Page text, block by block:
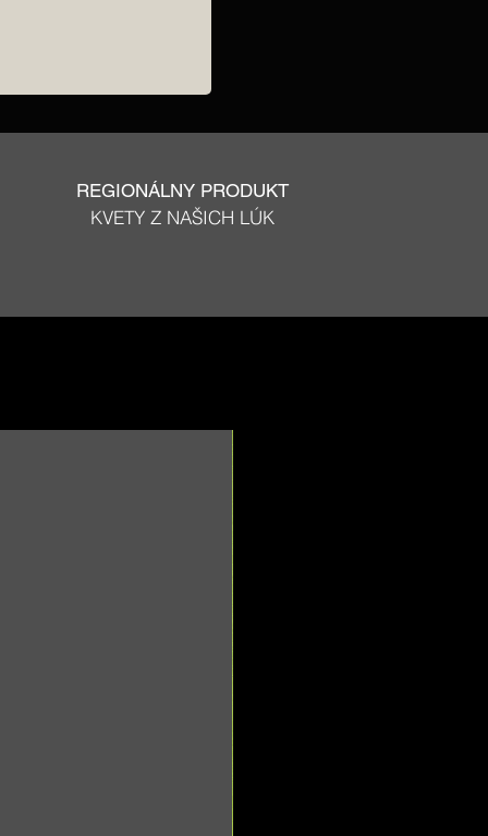
REGIONÁLNY PRODUKT
KVETY Z NAŠICH LÚK